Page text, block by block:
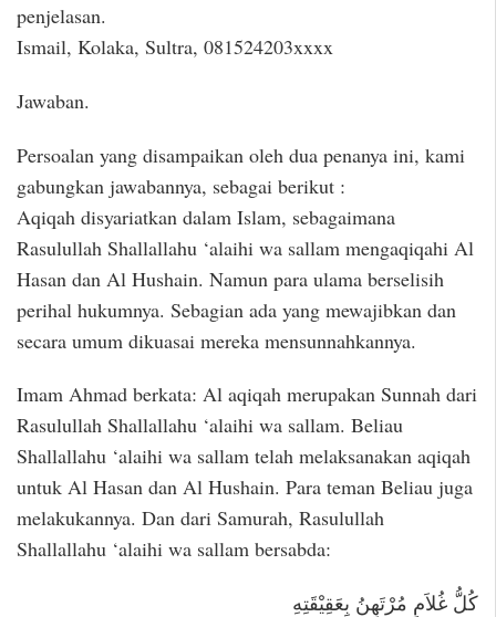
penjelasan.
Ismail, Kolaka, Sultra, 081524203xxxx
Jawaban.
Persoalan yang disampaikan oleh dua penanya ini, kami
gabungkan jawabannya, sebagai berikut :
Aqiqah disyariatkan dalam Islam, sebagaimana
Rasulullah Shallallahu ‘alaihi wa sallam mengaqiqahi Al
Hasan dan Al Hushain. Namun para ulama berselisih
perihal hukumnya. Sebagian ada yang mewajibkan dan
secara umum dikuasai mereka mensunnahkannya.
Imam Ahmad berkata: Al aqiqah merupakan Sunnah dari
Rasulullah Shallallahu ‘alaihi wa sallam. Beliau
Shallallahu ‘alaihi wa sallam telah melaksanakan aqiqah
untuk Al Hasan dan Al Hushain. Para teman Beliau juga
melakukannya. Dan dari Samurah, Rasulullah
Shallallahu ‘alaihi wa sallam bersabda:
كُلُّ غُلاَمٍ مُرْتَهِنُ بِعَقِيْقَتِهِ